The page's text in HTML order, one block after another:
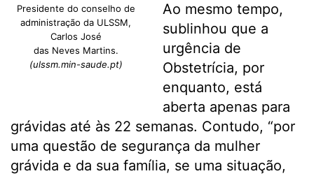
Presidente do conselho de
administração da ULSSM,
Carlos José
das Neves Martins.
(ulssm.min-saude.pt)
Ao mesmo tempo,
sublinhou que a
urgência de
Obstetrícia, por
enquanto, está
aberta apenas para
grávidas até às 22 semanas. Contudo, “por
uma questão de segurança da mulher
grávida e da sua família, se uma situação,